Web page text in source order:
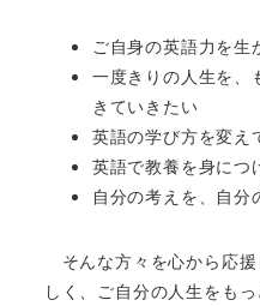
ご自身の英語力を
一度きりの人生を、
きていきたい
英語の学び方を変え
英語で教養を身につ
自分の考えを、自
そんな方々を心から応
しく、ご自分の人生をも